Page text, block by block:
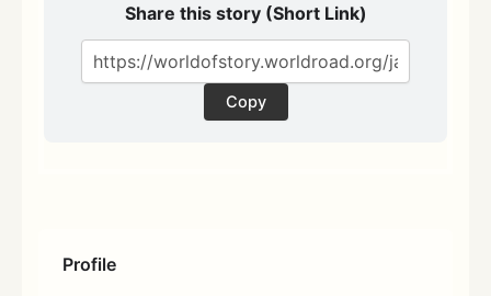
Profile
Share this story (Short Link)
Copy